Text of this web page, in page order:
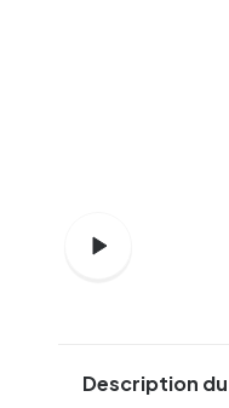
Description